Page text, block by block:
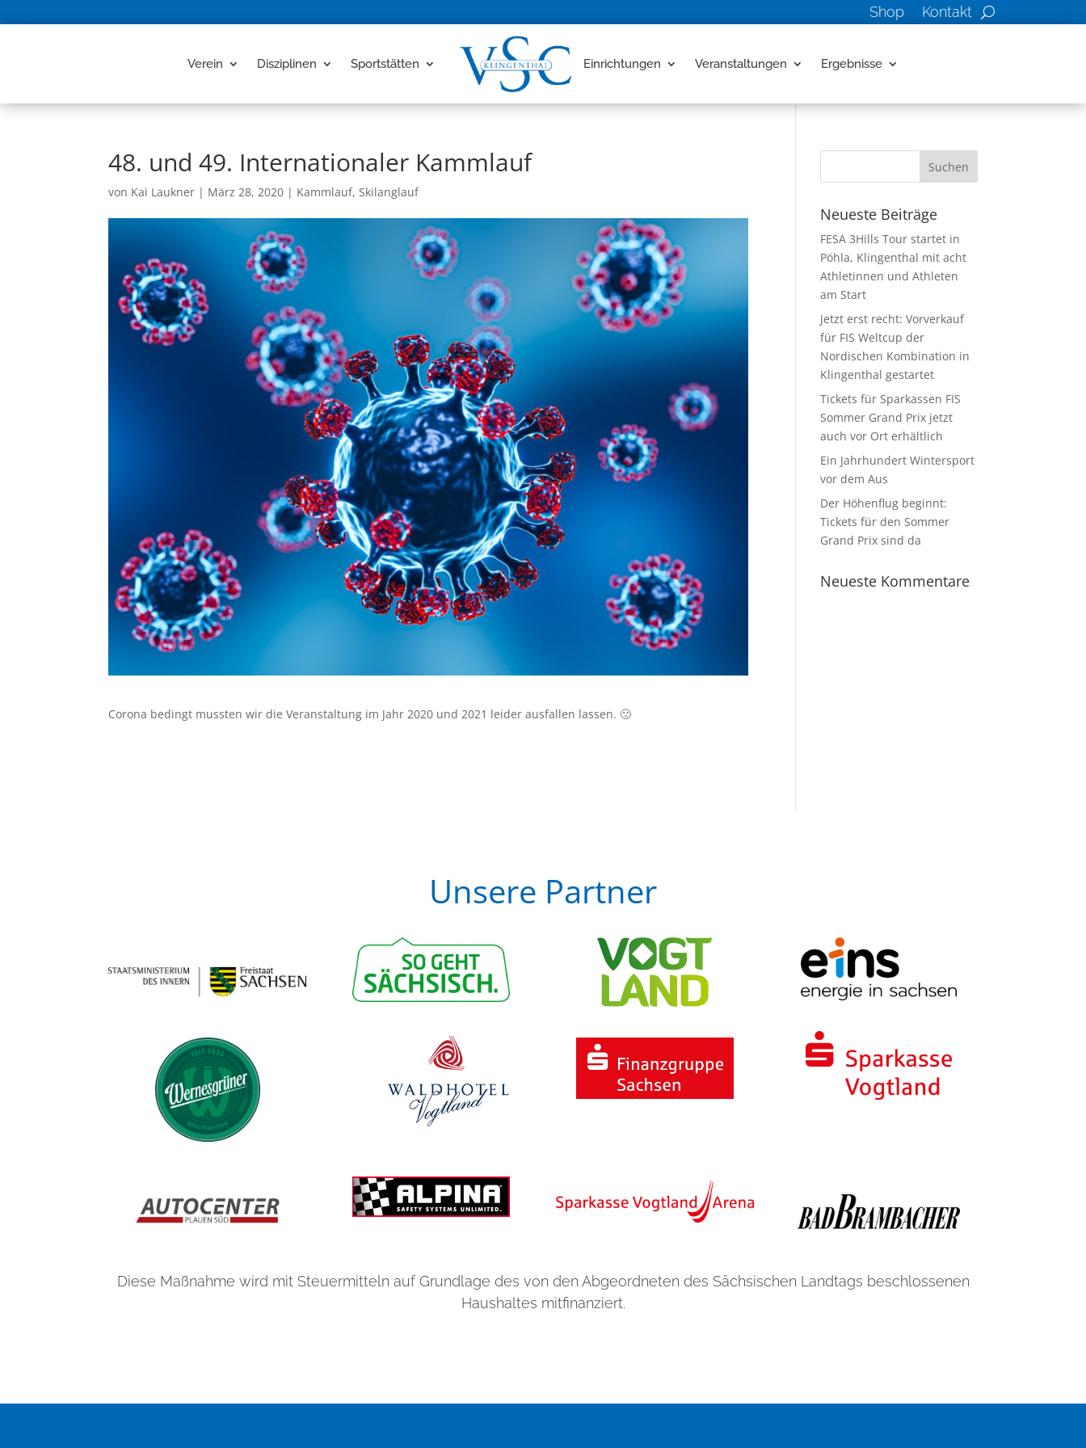
Shop Kontakt
Verein Disziplinen Sportstätten Einrichtungen Veranstaltungen Ergebnisse
48. und 49. Internationaler Kammlauf
von Kai Laukner | März 28, 2020 | Kammlauf,Skilanglauf
Corona bedingt mussten wir die Veranstaltung im Jahr 2020 und 2021 leider ausfallen lassen. 🙁
Neueste Beiträge
FESA 3Hills Tour startet in
Pöhla, Klingenthal mit acht
Athletinnen und Athleten
am Start
Jetzt erst recht: Vorverkauf
für FIS Weltcup der
Nordischen Kombination in
Klingenthal gestartet
Tickets für Sparkassen FIS
Sommer Grand Prix jetzt
auch vor Ort erhältlich
Ein Jahrhundert Wintersport
vor dem Aus
Der Höhenflug beginnt:
Tickets für den Sommer
Grand Prix sind da
Neueste Kommentare
Unsere Partner
Diese Maßnahme wird mit Steuermitteln auf Grundlage des von den Abgeordneten des Sächsischen Landtags beschlossenen
Haushaltes mitfinanziert.